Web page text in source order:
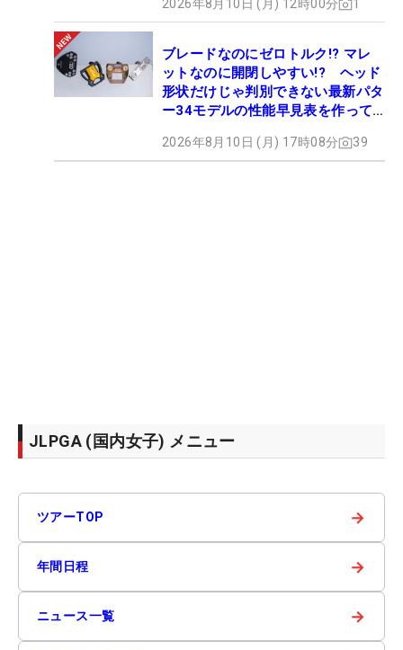
2026年8月10日 (月) 12時00分 1
ブレードなのにゼロトルク!? マレ
ットなのに開閉しやすい!? ヘッド
形状だけじゃ判別できない最新パタ
ー34モデルの性能早見表を作って
2026年8月10日 (月) 17時08分 39
JLPGA (国内女子) メニュー
ツアーTOP →
年間日程 →
ニュース一覧 →